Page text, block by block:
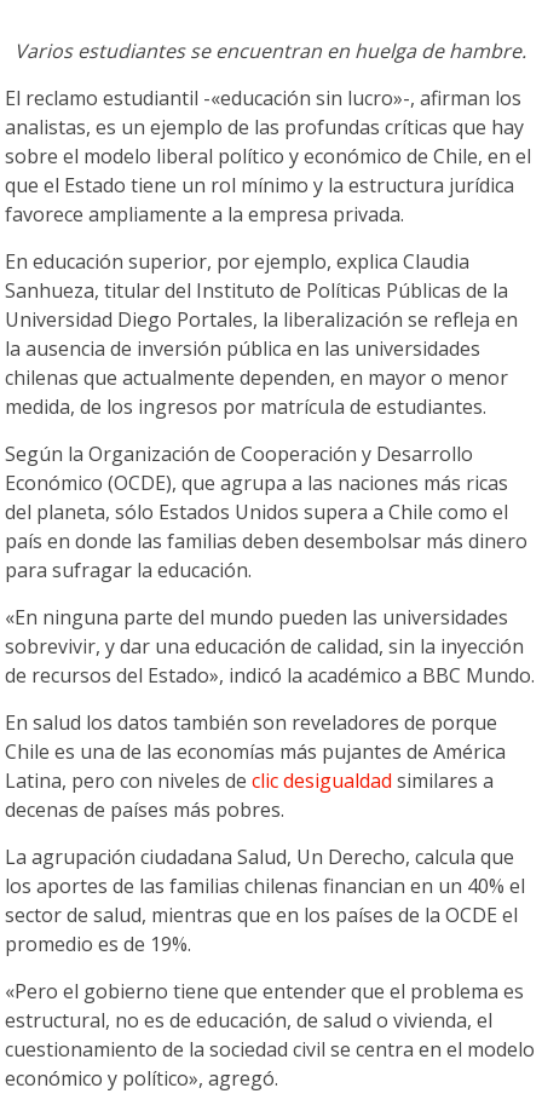
Varios estudiantes se encuentran en huelga de hambre.
El reclamo estudiantil -«educación sin lucro»-, afirman los
analistas, es un ejemplo de las profundas críticas que hay
sobre el modelo liberal político y económico de Chile, en el
que el Estado tiene un rol mínimo y la estructura jurídica
favorece ampliamente a la empresa privada.
En educación superior, por ejemplo, explica Claudia
Sanhueza, titular del Instituto de Políticas Públicas de la
Universidad Diego Portales, la liberalización se refleja en
la ausencia de inversión pública en las universidades
chilenas que actualmente dependen, en mayor o menor
medida, de los ingresos por matrícula de estudiantes.
Según la Organización de Cooperación y Desarrollo
Económico (OCDE), que agrupa a las naciones más ricas
del planeta, sólo Estados Unidos supera a Chile como el
país en donde las familias deben desembolsar más dinero
para sufragar la educación.
«En ninguna parte del mundo pueden las universidades
sobrevivir, y dar una educación de calidad, sin la inyección
de recursos del Estado», indicó la académico a BBC Mundo.
En salud los datos también son reveladores de porque
Chile es una de las economías más pujantes de América
Latina, pero con niveles declicdesigualdad similares a
decenas de países más pobres.
La agrupación ciudadana Salud, Un Derecho, calcula que
los aportes de las familias chilenas financian en un 40% el
sector de salud, mientras que en los países de la OCDE el
promedio es de 19%.
«Pero el gobierno tiene que entender que el problema es
estructural, no es de educación, de salud o vivienda, el
cuestionamiento de la sociedad civil se centra en el modelo
económico y político», agregó.